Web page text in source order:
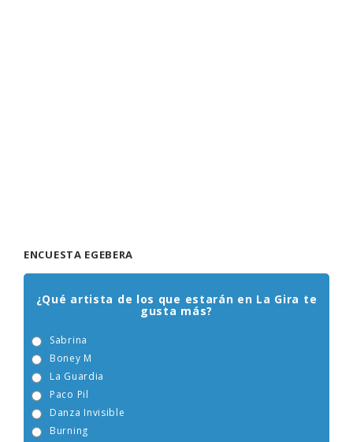
ENCUESTA EGEBERA
¿Qué artista de los que estarán en La Gira te
gusta más?
Sabrina
Boney M
La Guardia
Paco Pil
Danza Invisible
Burning